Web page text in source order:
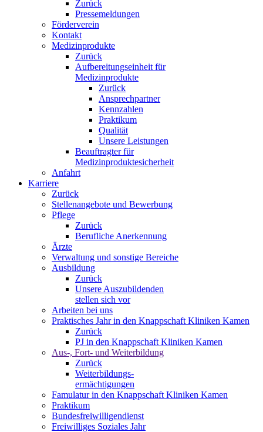
Zurück
Pressemeldungen
Förderverein
Kontakt
Medizinprodukte
Zurück
Aufbereitungseinheit für
Medizinprodukte
Zurück
Ansprechpartner
Kennzahlen
Praktikum
Qualität
Unsere Leistungen
Beauftragter für
Medizinproduktesicherheit
Anfahrt
Karriere
Zurück
Stellenangebote und Bewerbung
Pflege
Zurück
Berufliche Anerkennung
Ärzte
Verwaltung und sonstige Bereiche
Ausbildung
Zurück
Unsere Auszubildenden
stellen sich vor
Arbeiten bei uns
Praktisches Jahr in den Knappschaft Kliniken Kamen
Zurück
PJ in den Knappschaft Kliniken Kamen
Aus-, Fort- und Weiterbildung
Zurück
Weiterbildungs-
ermächtigungen
Famulatur in den Knappschaft Kliniken Kamen
Praktikum
Bundesfreiwilligendienst
Freiwilliges Soziales Jahr